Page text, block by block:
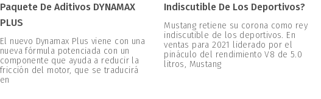
Paquete De Aditivos DYNAMAX
PLUS
El nuevo Dynamax Plus viene con una
nueva fórmula potenciada con un
componente que ayuda a reducir la
fricción del motor, que se traducirá
en
Indiscutible De Los Deportivos?
Mustang retiene su corona como rey
indiscutible de los deportivos. En
ventas para 2021 liderado por el
pináculo del rendimiento V8 de 5.0
litros, Mustang